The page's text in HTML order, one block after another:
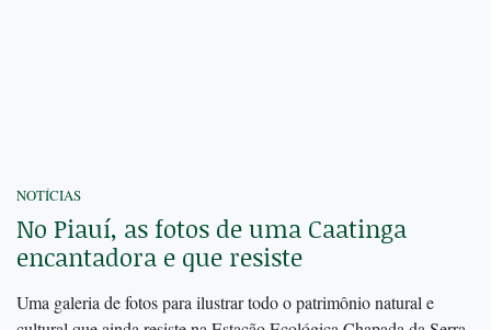
NOTÍCIAS
No Piauí, as fotos de uma Caatinga
encantadora e que resiste
Uma galeria de fotos para ilustrar todo o patrimônio natural e